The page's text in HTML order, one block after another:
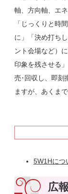
軸、方向軸、エ
「じっくりと時
に」「決め打ち
ント会場など）
印象を残させる
売･回収し、即刻
ますが、あくま
5W1Hにつ
広